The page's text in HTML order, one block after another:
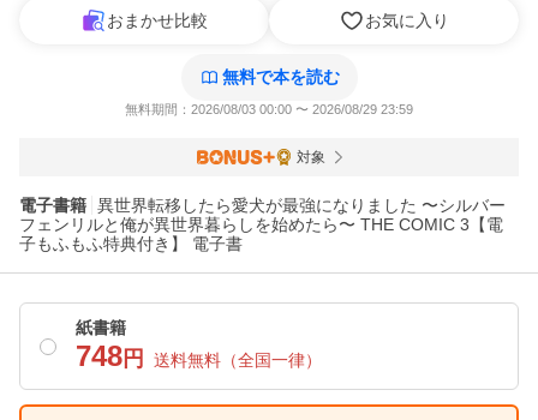
おまかせ比較 お気に入り
無料で本を読む
無料期間：2026/08/03 00:00 〜 2026/08/29 23:59
対象
電子書籍 異世界転移したら愛犬が最強になりました 〜シルバー
フェンリルと俺が異世界暮らしを始めたら〜 THE COMIC 3【電
子もふもふ特典付き】 電子書
紙書籍
748 円 送料無料 （全国一律）